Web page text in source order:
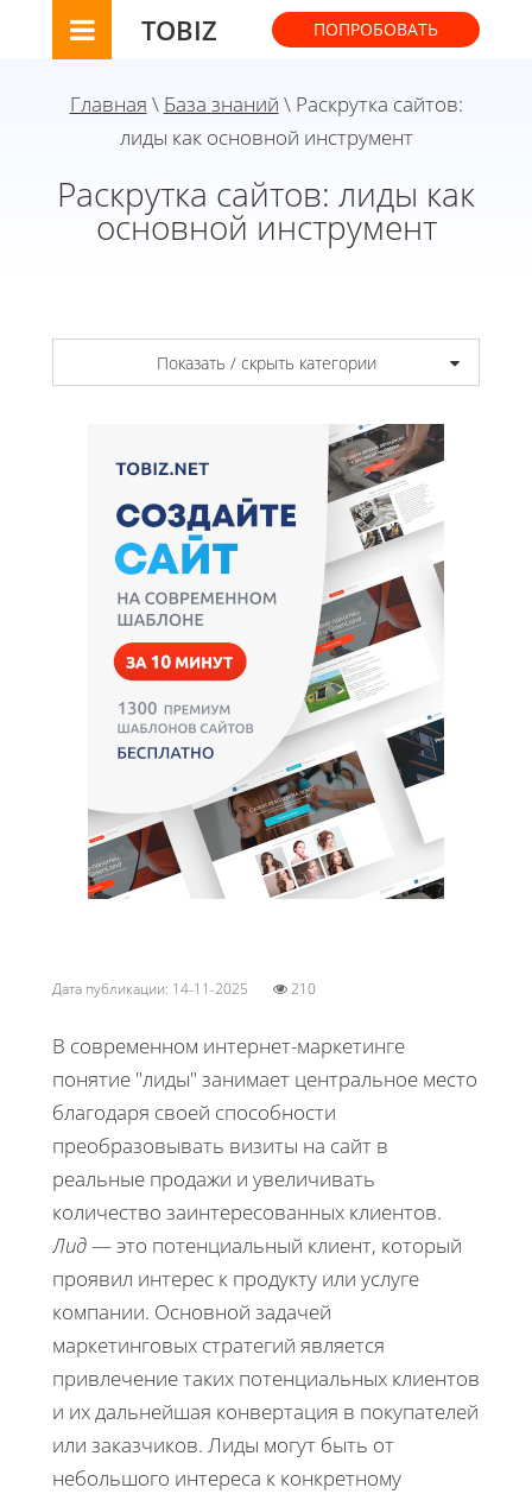
TOBIZ ПОПРОБОВАТЬ
Главная \ База знаний \ Раскрутка сайтов:
лиды как основной инструмент
Раскрутка сайтов: лиды как
основной инструмент
Показать / скрыть категории
Дата публикации: 14-11-2025 210
В современном интернет-маркетинге
понятие "лиды" занимает центральное место
благодаря своей способности
преобразовывать визиты на сайт в
реальные продажи и увеличивать
количество заинтересованных клиентов.
Лид— это потенциальный клиент, который
проявил интерес к продукту или услуге
компании. Основной задачей
маркетинговых стратегий является
привлечение таких потенциальных клиентов
и их дальнейшая конвертация в покупателей
или заказчиков. Лиды могут быть от
небольшого интереса к конкретному